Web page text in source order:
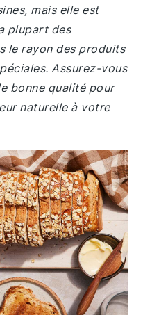
mais elle est
plupart des
le rayon des produits
Assurez-vous
bonne qualité pour
naturelle à votre